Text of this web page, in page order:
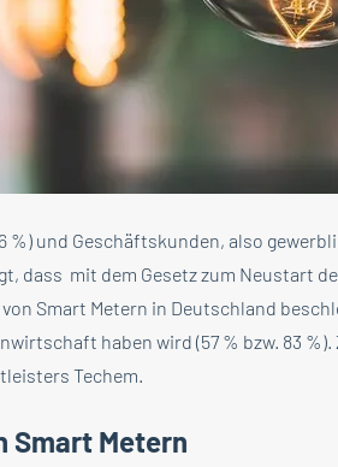
%) und Geschäftskunden, also
dass mit dem Gesetz zum Neustart
Smart Metern in Deutschland
haben wird (57 % bzw. 83
Techem.
Smart Metern